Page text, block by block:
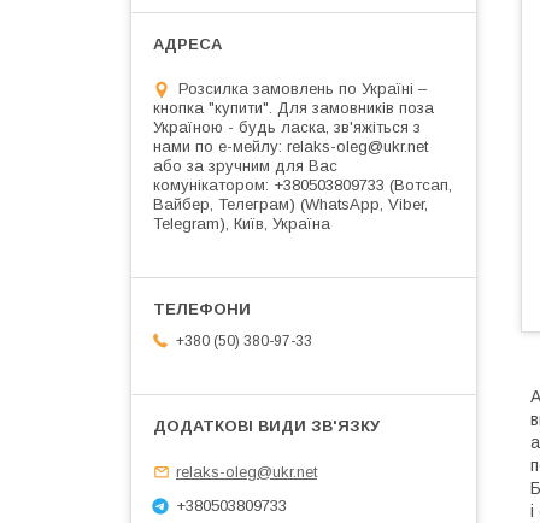
Розсилка замовлень по Україні –
кнопка "купити". Для замовників поза
Україною - будь ласка, зв'яжіться з
нами по е-мейлу: relaks-oleg@ukr.net
або за зручним для Вас
комунікатором: +380503809733 (Вотсап,
Вайбер, Телеграм) (WhatsApp, Viber,
Telegram), Київ, Україна
+380 (50) 380-97-33
relaks-oleg@ukr.net
+380503809733